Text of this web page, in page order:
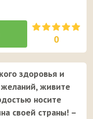
0
здоровья и
желаний, живите
носите
своей страны! –